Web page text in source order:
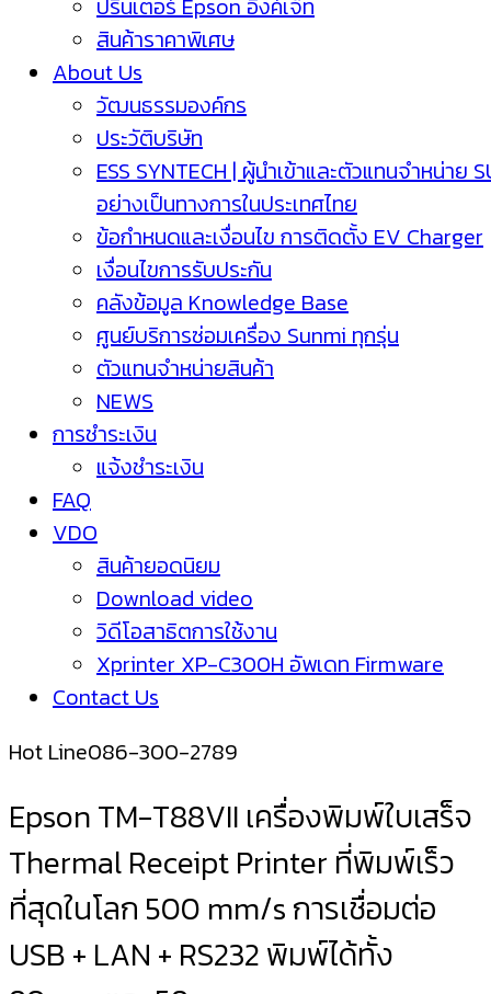
ปริ้นเตอร์ Epson อิงค์เจ็ท
สินค้าราคาพิเศษ
About Us
วัฒนธรรมองค์กร
ประวัติบริษัท
ESS SYNTECH | ผู้นำเข้าและตัวแทนจำหน่าย
อย่างเป็นทางการในประเทศไทย
ข้อกำหนดและเงื่อนไข การติดตั้ง EV Charger
เงื่อนไขการรับประกัน
คลังข้อมูล Knowledge Base
ศูนย์บริการซ่อมเครื่อง Sunmi ทุกรุ่น
ตัวแทนจำหน่ายสินค้า
NEWS
การชำระเงิน
แจ้งชำระเงิน
FAQ
VDO
สินค้ายอดนิยม
Download video
วิดีโอสาธิตการใช้งาน
Xprinter XP-C300H อัพเดท Firmware
Contact Us
Hot Line086-300-2789
Epson TM-T88VII เครื่องพิมพ์ใบเสร็จ
Thermal Receipt Printer ที่พิมพ์เร็ว
ที่สุดในโลก 500 mm/s การเชื่อมต่อ
USB + LAN + RS232 พิมพ์ได้ทั้ง